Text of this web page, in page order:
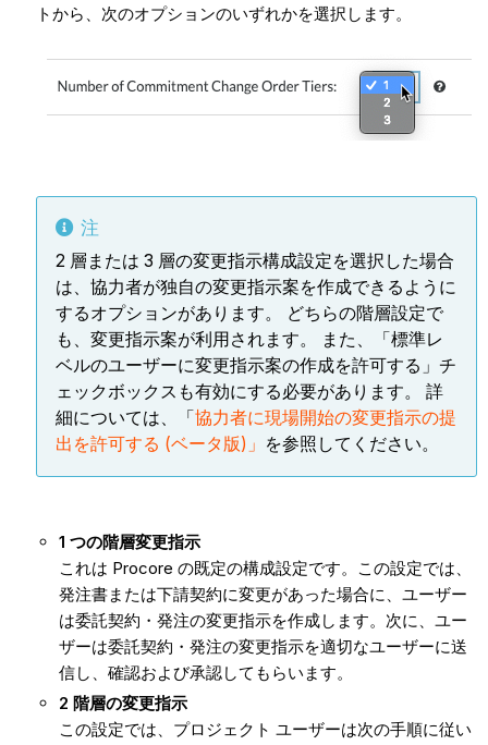
トから、次のオプションのいずれかを選択します。
注
2 層または 3 層の変更指示構成設定を選択した場合
は、協力者が独自の変更指示案を作成できるように
するオプションがあります。 どちらの階層設定で
も、変更指示案が利用されます。 また、「標準レ
ベルのユーザーに変更指示案の作成を許可する」チ
ェックボックスも有効にする必要があります。 詳
細については、「 協力者に現場開始の変更指示の提
出を許可する (ベータ版)」 を参照してください。
1 つの階層変更指示
これは Procore の既定の構成設定です。この設定では、
発注書または下請契約に変更があった場合に、ユーザー
は委託契約・発注の変更指示を作成します。次に、ユー
ザーは委託契約・発注の変更指示を適切なユーザーに送
信し、確認および承認してもらいます。
2 階層の変更指示
この設定では、プロジェクト ユーザーは次の手順に従い